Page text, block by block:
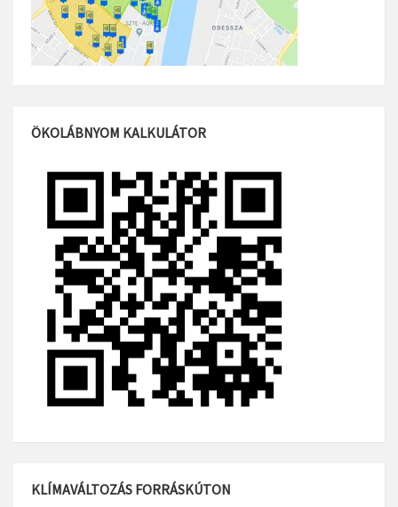
ÖKOLÁBNYOM KALKULÁTOR
KLÍMAVÁLTOZÁS FORRÁSKÚTON